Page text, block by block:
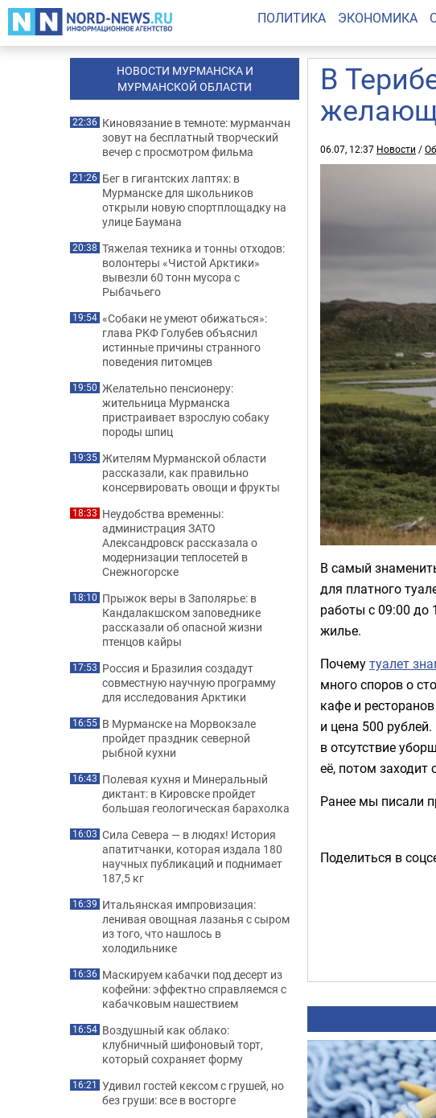
ПОЛИТИКА ЭКОНОМИКА
В
06.07, 12:37 Новости /
В самый
для платного
работы с 09:00 до
жилье.
Почемутуалет
много споров о
кафе и
и цена 500
в отсутствие
её, потом заходит
Ранее мы писали
Поделиться в
НОВОСТИ МУРМАНСКА И
МУРМАНСКОЙ ОБЛАСТИ
22:36 Киновязание в темноте: мурманчан
зовут на бесплатный творческий
вечер с просмотром фильма
21:26 Бег в гигантских лаптях: в
Мурманске для школьников
открыли новую спортплощадку на
улице Баумана
20:38 Тяжелая техника и тонны отходов:
волонтеры «Чистой Арктики»
вывезли 60 тонн мусора с
Рыбачьего
19:54 «Собаки не умеют обижаться»:
глава РКФ Голубев объяснил
истинные причины странного
поведения питомцев
19:50 Желательно пенсионеру:
жительница Мурманска
пристраивает взрослую собаку
породы шпиц
19:35 Жителям Мурманской области
рассказали, как правильно
консервировать овощи и фрукты
18:33 Неудобства временны:
администрация ЗАТО
Александровск рассказала о
модернизации теплосетей в
Снежногорске
18:10 Прыжок веры в Заполярье: в
Кандалакшском заповеднике
рассказали об опасной жизни
птенцов кайры
17:53 Россия и Бразилия создадут
совместную научную программу
для исследования Арктики
16:55 В Мурманске на Морвокзале
пройдет праздник северной
рыбной кухни
16:43 Полевая кухня и Минеральный
диктант: в Кировске пройдет
большая геологическая барахолка
16:03 Сила Севера — в людях! История
апатитчанки, которая издала 180
научных публикаций и поднимает
187,5 кг
16:39 Итальянская импровизация:
ленивая овощная лазанья с сыром
из того, что нашлось в
холодильнике
16:36 Маскируем кабачки под десерт из
кофейни: эффектно справляемся с
кабачковым нашествием
16:54 Воздушный как облако:
клубничный шифоновый торт,
который сохраняет форму
16:21 Удивил гостей кексом с грушей, но
без груши: все в восторге